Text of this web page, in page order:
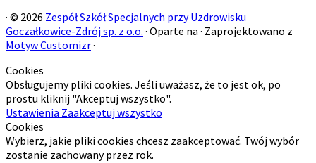
· © 2026 Zespół Szkół Specjalnych przy Uzdrowisku
Goczałkowice-Zdrój sp. z o.o. · Oparte na · Zaprojektowano z
Motyw Customizr·
Cookies
Obsługujemy pliki cookies. Jeśli uważasz, że to jest ok, po
prostu kliknij "Akceptuj wszystko".
Ustawienia Zaakceptuj wszystko
Cookies
Wybierz, jakie pliki cookies chcesz zaakceptować. Twój wybór
zostanie zachowany przez rok.